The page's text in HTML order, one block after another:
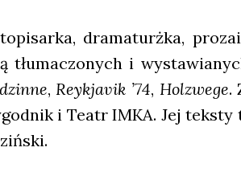
dra­ma­turż­ka,
tłu­ma­czo­nych i
,Rey­kja­vik ’74, Hol­zwe­ge.
i Teatr IMKA. Jej